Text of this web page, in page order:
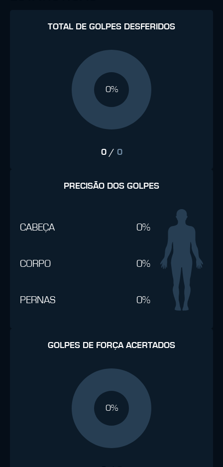
TOTAL DE GOLPES DESFERIDOS
0%
0/ 0
PRECISÃO DOS GOLPES
CABEÇA 0%
CORPO 0%
PERNAS 0%
GOLPES DE FORÇA ACERTADOS
0%